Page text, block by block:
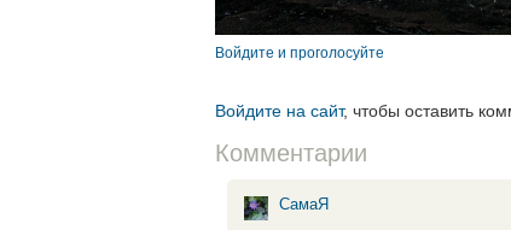
Войдите и проголосуйте
Войдите на сайт, чтобы оставить
Комментарии
СамаЯ